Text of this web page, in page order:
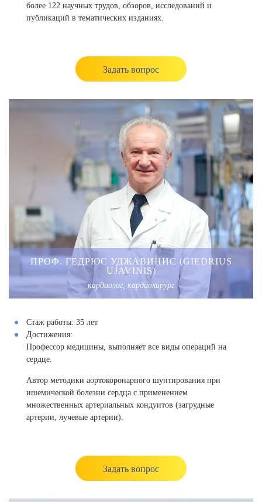
более 122 научных трудов, обзоров, исследований и
публикаций в тематических изданиях.
Задать вопрос
ПРОФ. ГЕДРЮС УДЖАВИНИС (GIEDRIUS
UJAVINIS)
кардиолог, кардиохирург
Стаж работы: 35 лет
Достижения:
Профессор медицины, выполняет все виды операций на
сердце.
Автор методики аортокоронарного шунтирования при
ишемической болезни сердца с применением
множественных артериальных кондуитов (загрудные
артерии, лучевые артерии).
Задать вопрос